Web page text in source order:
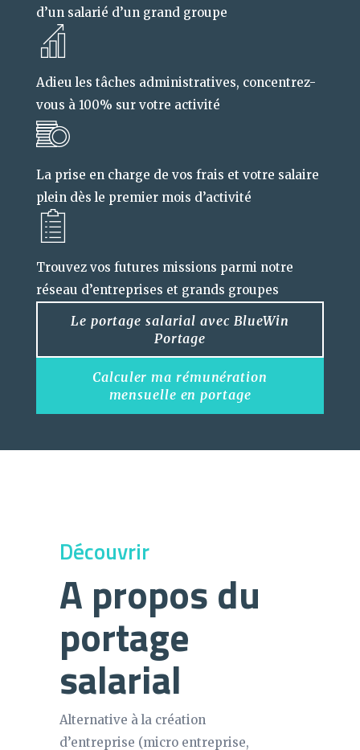
d’un salarié d’un grand groupe
Adieu les tâches administratives, concentrez-
vous à 100% sur votre activité
La prise en charge de vos frais et votre salaire
plein dès le premier mois d’activité
Trouvez vos futures missions parmi notre
réseau d’entreprises et grands groupes
Le portage salarial avec BlueWin
Portage
Calculer ma rémunération
mensuelle en portage
Découvrir
A propos du
portage
salarial
Alternative à la création
d’entreprise (micro entreprise,